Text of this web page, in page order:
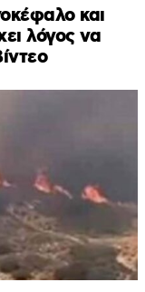
και
λόγος να